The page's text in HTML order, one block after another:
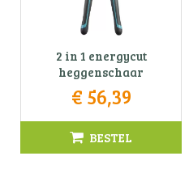
2 in 1 energycut
heggenschaar
€ 56,39
BESTEL